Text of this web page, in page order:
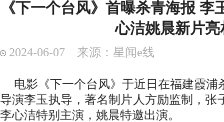
《下一个台风》首曝杀青海报 李
心洁姚晨新片亮
2024-06-07 来源：星闻e线
电影《下一个台风》于近日在福建霞浦
导演李玉执导，著名制片人方励监制，张
李心洁特别主演，姚晨特邀出演。